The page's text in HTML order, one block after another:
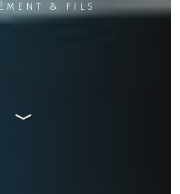
& FILS